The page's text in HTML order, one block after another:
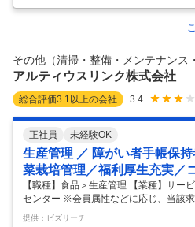
勤務時間＞ 12:00～16:00 ※週1日～勤
パート 「CSSホールディングス」の安
中）】 ／ 主婦(夫)の方、40代・50代の
を裏から支えるもくもくお仕事♪ …
その他（清掃・整備・メンテナンス
アルティウスリンク株式会社
総合評価3.1 以上の会社 3.4
正社員 未経験OK
生産管理 ／ 障がい者手帳保
菜栽培管理／福利厚生充実／
活かせる
【職種】食品＞生産管理 【業種】サー
センター ※会員属性などに応じ、当該
際に内容が異なる場合があります ■会社
提供：ビズリーチ